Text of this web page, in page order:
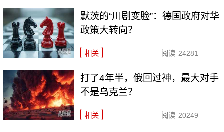
默茨的“川剧变脸”：德国政府对华
政策大转向？
相关 阅读 24281
打了4年半，俄回过神，最大对手
不是乌克兰？
相关 阅读 20249